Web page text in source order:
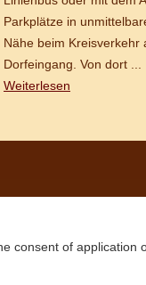
Parkplätze in
Nähe beim Kreisverkehr
Dorfeingang. Von dort ...
Weiterlesen
consent of application